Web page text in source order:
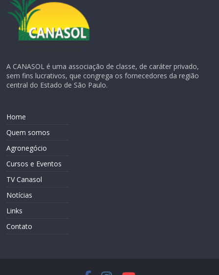
A CANASOL é uma associação de classe, de caráter privado,
sem fins lucrativos, que congrega os fornecedores da região
central do Estado de São Paulo.
Home
Quem somos
Agronegócio
Cursos e Eventos
TV Canasol
Notícias
Links
Contato